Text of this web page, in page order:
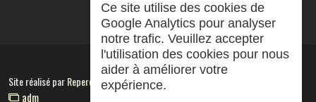
Site réalisé parRepereCom
adm
Ce site utilise des cookies de
Google Analytics pour analyser
notre trafic. Veuillez accepter
l'utilisation des cookies pour nous
aider à améliorer votre
expérience.